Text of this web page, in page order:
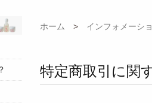
コフレ
ヴェリマ
ーリー
New
Update
わるの？ New ニュー
仕方
ホーム > インフォメーシ
特定商取引に関